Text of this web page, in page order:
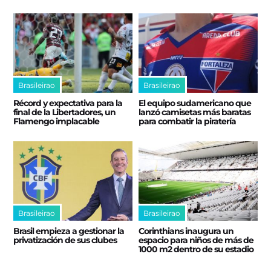
Brasileirao
Récord y expectativa para la
final de la Libertadores, un
Flamengo implacable
Brasileirao
El equipo sudamericano que
lanzó camisetas más baratas
para combatir la piratería
Brasileirao
Brasil empieza a gestionar la
privatización de sus clubes
Brasileirao
Corinthians inaugura un
espacio para niños de más de
1000 m2 dentro de su estadio